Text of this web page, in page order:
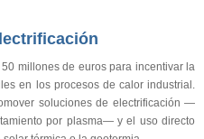
millones de euros para incentivar la
en los procesos de calor industrial.
soluciones de electrificación —
por plasma— y el uso directo